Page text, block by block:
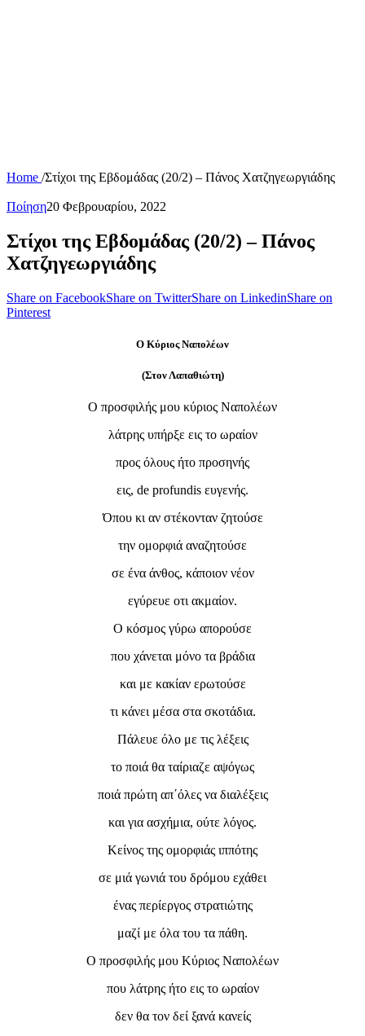
Home /Στίχοι της Εβδομάδας (20/2) – Πάνος Χατζηγεωργιάδης
Ποίηση20 Φεβρουαρίου, 2022
Στίχοι της Εβδομάδας (20/2) – Πάνος
Χατζηγεωργιάδης
Share on FacebookShare on TwitterShare on LinkedinShare on
Pinterest
Ο Κύριος Ναπολέων
(Στον Λαπαθιώτη)
Ο προσφιλής μου κύριος Ναπολέων
λάτρης υπήρξε εις το ωραίον
προς όλους ήτο προσηνής
εις, de profundis ευγενής.
Όπου κι αν στέκονταν ζητούσε
την ομορφιά αναζητούσε
σε ένα άνθος, κάποιον νέον
εγύρευε οτι ακμαίον.
Ο κόσμος γύρω απορούσε
που χάνεται μόνο τα βράδια
και με κακίαν ερωτούσε
τι κάνει μέσα στα σκοτάδια.
Πάλευε όλο με τις λέξεις
το ποιά θα ταίριαζε αψόγως
ποιά πρώτη απ΄όλες να διαλέξεις
και για ασχήμια, ούτε λόγος.
Κείνος της ομορφιάς ιππότης
σε μιά γωνιά του δρόμου εχάθει
ένας περίεργος στρατιώτης
μαζί με όλα του τα πάθη.
Ο προσφιλής μου Κύριος Ναπολέων
που λάτρης ήτο εις το ωραίον
δεν θα τον δεί ξανά κανείς